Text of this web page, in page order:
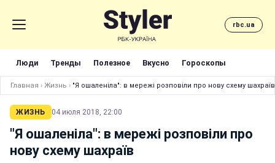
rbc.ua
Люди Тренды Полезное Вкусно Гороскопы
Главная › Жизнь › "Я ошаленіла": в мережі розповіли про нову схему шахраїв
ЖИЗНЬ 04 июля 2018, 22:00
"Я ошаленіла": в мережі розповіли про
нову схему шахраїв